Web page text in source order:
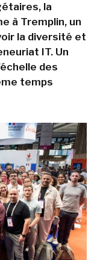
la
à Tremplin, un
la diversité et
IT. Un
des
temps